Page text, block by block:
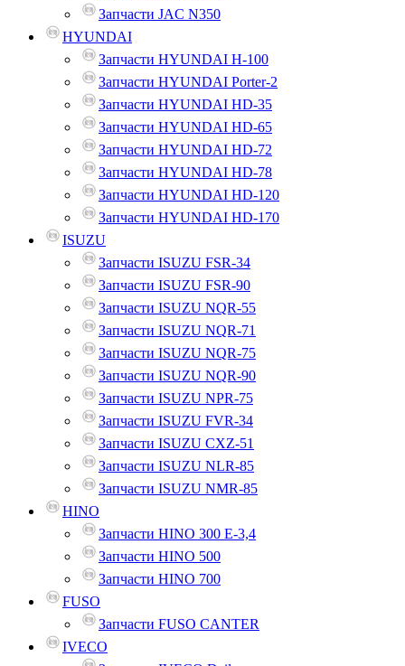
Запчасти JAC N350
HYUNDAI
Запчасти HYUNDAI H-100
Запчасти HYUNDAI Porter-2
Запчасти HYUNDAI HD-35
Запчасти HYUNDAI HD-65
Запчасти HYUNDAI HD-72
Запчасти HYUNDAI HD-78
Запчасти HYUNDAI HD-120
Запчасти HYUNDAI HD-170
ISUZU
Запчасти ISUZU FSR-34
Запчасти ISUZU FSR-90
Запчасти ISUZU NQR-55
Запчасти ISUZU NQR-71
Запчасти ISUZU NQR-75
Запчасти ISUZU NQR-90
Запчасти ISUZU NPR-75
Запчасти ISUZU FVR-34
Запчасти ISUZU CXZ-51
Запчасти ISUZU NLR-85
Запчасти ISUZU NMR-85
HINO
Запчасти HINO 300 E-3,4
Запчасти HINO 500
Запчасти HINO 700
FUSO
Запчасти FUSO CANTER
IVECO